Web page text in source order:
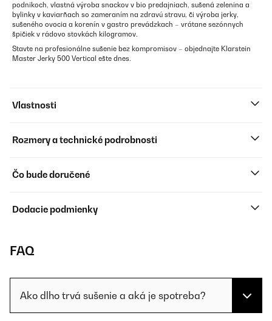
podnikoch, vlastná výroba snackov v bio predajniach, sušená zelenina a
bylinky v kaviarňach so zameraním na zdravú stravu, či výroba jerky,
sušeného ovocia a korenín v gastro prevádzkach – vrátane sezónnych
špičiek v rádovo stovkách kilogramov.
Stavte na profesionálne sušenie bez kompromisov – objednajte Klarstein
Master Jerky 500 Vertical ešte dnes.
Vlastnosti
Rozmery a technické podrobnosti
Čo bude doručené
Dodacie podmienky
FAQ
Ako dlho trvá sušenie a aká je spotreba?